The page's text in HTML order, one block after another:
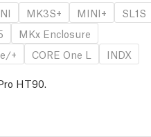
MK3S+ MINI+
SL1S
MKx Enclosure
+ CORE One L INDX
HT90.